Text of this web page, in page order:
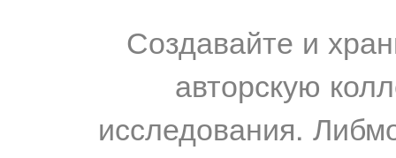
Создавайте и
авторскую
исследования.